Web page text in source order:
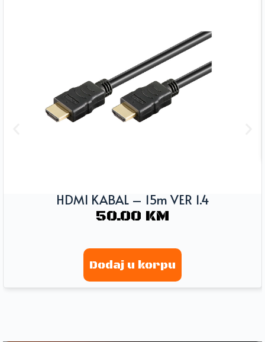
HDMI KABAL – 15m VER 1.4
50.00 KM
Dodaj u korpu